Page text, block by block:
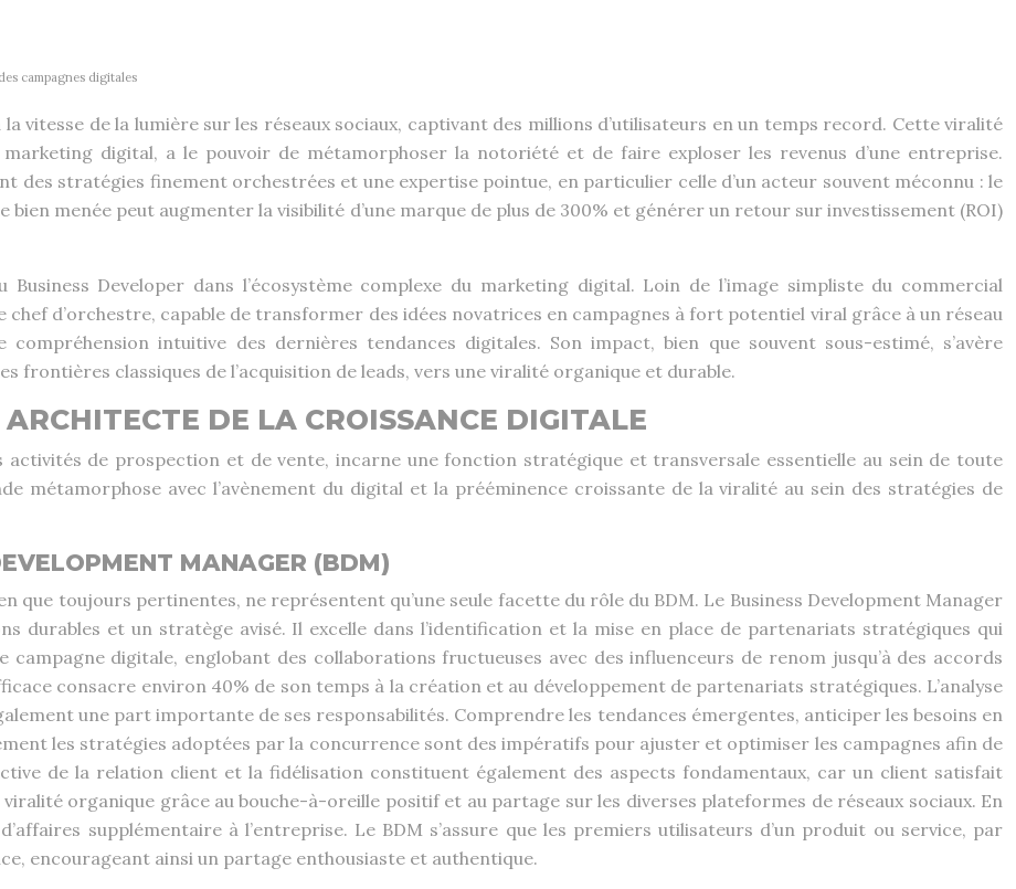
campagnes digitales
vitesse de la lumière sur les réseaux sociaux, captivant des millions d’utilisateurs en un temps record. Cette viralité
digital, a le pouvoir de métamorphoser la notoriété et de faire exploser les revenus d’une entreprise.
des stratégies finement orchestrées et une expertise pointue, en particulier celle d’un acteur souvent méconnu : le
bien menée peut augmenter la visibilité d’une marque de plus de 300% et générer un retour sur investissement (ROI)
Developer dans l’écosystème complexe du marketing digital. Loin de l’image simpliste du commercial
d’orchestre, capable de transformer des idées novatrices en campagnes à fort potentiel viral grâce à un réseau
intuitive des dernières tendances digitales. Son impact, bien que souvent sous-estimé, s’avère
frontières classiques de l’acquisition de leads, vers une viralité organique et durable.
DE LA CROISSANCE DIGITALE
activités de prospection et de vente, incarne une fonction stratégique et transversale essentielle au sein de toute
métamorphose avec l’avènement du digital et la prééminence croissante de la viralité au sein des stratégies de
MANAGER (BDM)
que toujours pertinentes, ne représentent qu’une seule facette du rôle du BDM. Le Business Development Manager
durables et un stratège avisé. Il excelle dans l’identification et la mise en place de partenariats stratégiques qui
digitale, englobant des collaborations fructueuses avec des influenceurs de renom jusqu’à des accords
consacre environ 40% de son temps à la création et au développement de partenariats stratégiques. L’analyse
une part importante de ses responsabilités. Comprendre les tendances émergentes, anticiper les besoins en
les stratégies adoptées par la concurrence sont des impératifs pour ajuster et optimiser les campagnes afin de
de la relation client et la fidélisation constituent également des aspects fondamentaux, car un client satisfait
organique grâce au bouche-à-oreille positif et au partage sur les diverses plateformes de réseaux sociaux. En
supplémentaire à l’entreprise. Le BDM s’assure que les premiers utilisateurs d’un produit ou service, par
encourageant ainsi un partage enthousiaste et authentique.